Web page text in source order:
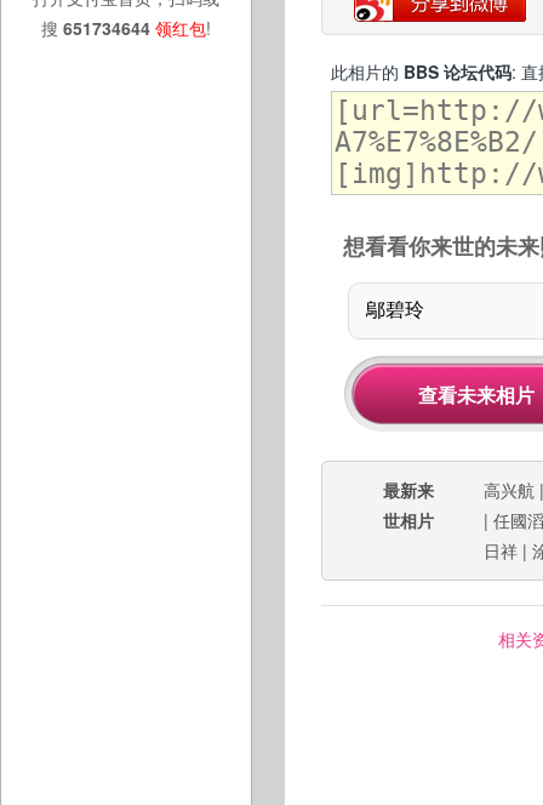
搜 651734644 领红包!
此相片的 BBS 论坛代码: 直
想看看你来世的未
最新来
世相片
高兴航
| 任國滔
日祥 |
相关